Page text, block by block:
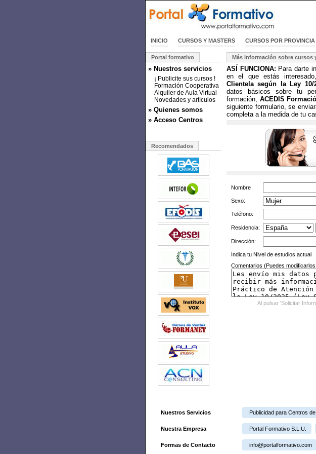
INICIO CURSOS Y MASTERS CURSOS POR PROVINCIA
Portal formativo
» Nuestros servicios
¡ Publicite sus cursos !
Formación Cooperativa
Alquiler de Aula Virtual
Novedades y artículos
» Quienes somos
» Acceso Centros
Recomendados
Más información sobre cursos
ASÍ FUNCIONA: Para darte
en el que estás
Clientela según la Ley 10/
datos básicos sobre tu
formación, ACEDIS
siguiente formulario, se
completa a la medida de tu
Nombre
Sexo:
Teléfono:
Residencia:
Dirección:
Indica tu Nivel de estudios actual
Comentarios (Puedes
Al pulsar 'Solicitar
Nuestros Servicios Publicidad para Centros
Nuestra Empresa Portal Formativo S.L.U.
Formas de Contacto info@portalformativo.com